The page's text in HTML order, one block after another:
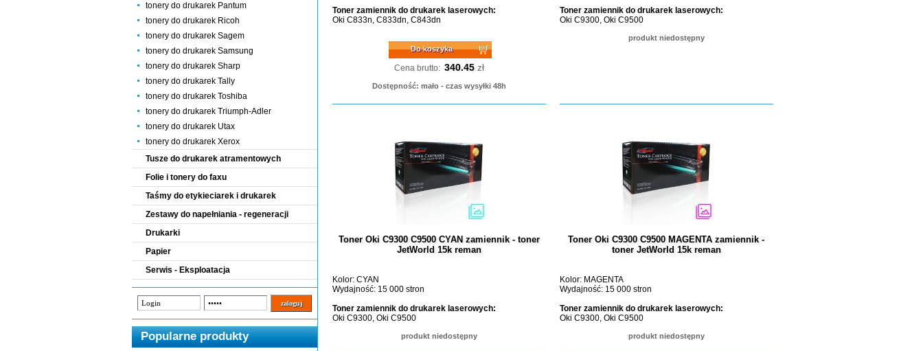
tonery do drukarek Pantum
tonery do drukarek Ricoh
tonery do drukarek Sagem
tonery do drukarek Samsung
tonery do drukarek Sharp
tonery do drukarek Tally
tonery do drukarek Toshiba
tonery do drukarek Triumph-Adler
tonery do drukarek Utax
tonery do drukarek Xerox
Tusze do drukarek atramentowych
Folie i tonery do faxu
Taśmy do etykieciarek i drukarek
Zestawy do napełniania - regeneracji
Drukarki
Papier
Serwis - Eksploatacja
Popularne produkty
Toner zamiennik do drukarek laserowych:
Oki C833n, C833dn, C843dn
Do koszyka
Cena brutto: 340.45 zł
Dostępność: mało - czas wysyłki 48h
Toner zamiennik do drukarek laserowych:
Oki C9300, Oki C9500
produkt niedostępny
Toner Oki C9300 C9500 CYAN zamiennik - toner
JetWorld 15k reman
Kolor: CYAN
Wydajność: 15 000 stron
Toner zamiennik do drukarek laserowych:
Oki C9300, Oki C9500
produkt niedostępny
Toner Oki C9300 C9500 MAGENTA zamiennik -
toner JetWorld 15k reman
Kolor: MAGENTA
Wydajność: 15 000 stron
Toner zamiennik do drukarek laserowych:
Oki C9300, Oki C9500
produkt niedostępny